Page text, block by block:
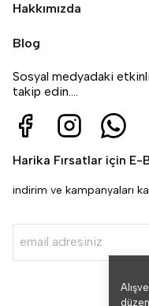
Hakkımızda
Blog
Sosyal medyadaki
takip edin....
Harika Fırsatlar için E-
indirim ve kampanyaları